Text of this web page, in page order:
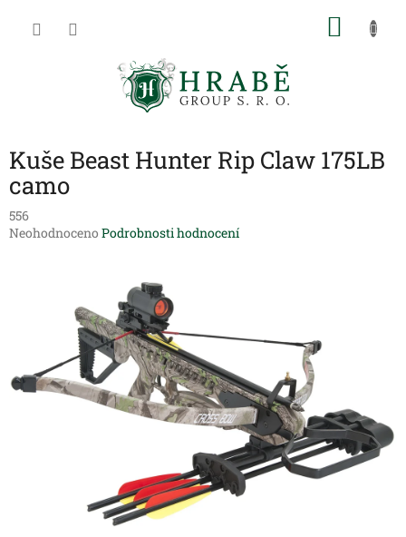
Kuše Beast Hunter Rip Claw 175LB
camo
556
Průměrné
Neohodnoceno Podrobnosti hodnocení